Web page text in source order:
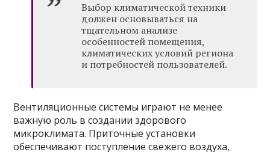
Выбор климатической техники
должен основываться на
тщательном анализе
особенностей помещения,
климатических условий региона
и потребностей пользователей.
Вентиляционные системы играют не менее
важную роль в создании здорового
микроклимата. Приточные установки
обеспечивают поступление свежего воздуха,